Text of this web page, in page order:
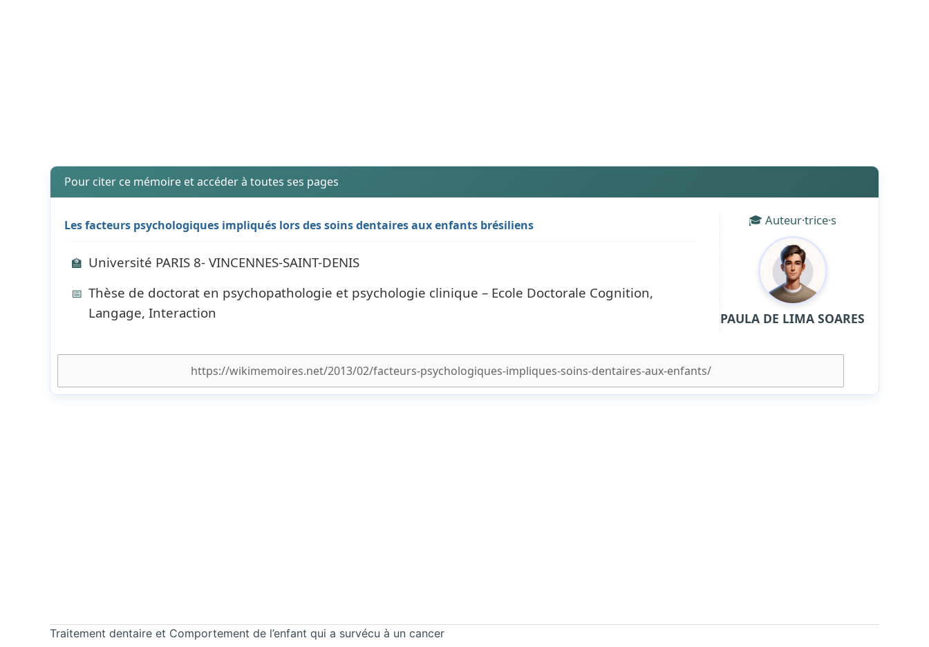
Pour citer ce mémoire et accéder à toutes ses pages
Les facteurs psychologiques impliqués lors des soins dentaires aux enfants brésiliens
🏫 Université PARIS 8- VINCENNES-SAINT-DENIS
📅 Thèse de doctorat en psychopathologie et psychologie clinique – Ecole Doctorale Cognition,
Langage, Interaction
🎓 Auteur·trice·s
PAULA DE LIMA SOARES
Traitement dentaire et Comportement de l’enfant qui a survécu à un cancer